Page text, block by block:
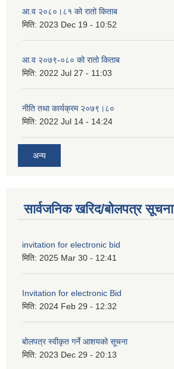
आ.व २०८०।८१ को रातो किताब
मिति: 2023 Dec 19 - 10:52
आ.व २०७९-०८० को रातो किताब
मिति: 2022 Jul 27 - 11:03
नीति तथा कार्यक्रम २०७९।८०
मिति: 2022 Jul 14 - 14:24
अन्य
सार्वजनिक खरिद/बोलपत्र सूचना
invitation for electronic bid
मिति: 2025 Mar 30 - 12:41
Invitation for electronic Bid
मिति: 2024 Feb 29 - 12:32
बोलपत्र स्वीकृत गर्ने आशयको सूचना
मिति: 2023 Dec 29 - 20:13